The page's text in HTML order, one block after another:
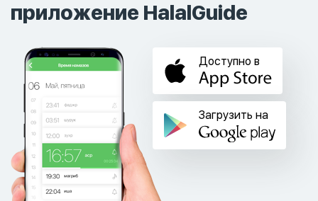
приложение HalalGuide
Доступно в
Загрузить на